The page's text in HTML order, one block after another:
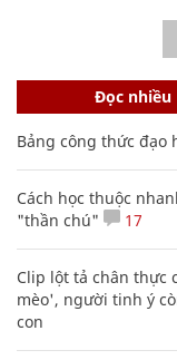
Đọc nhiều
Bảng công thức đạo
Cách học thuộc
"thần chú"
17
Clip lột tả chân thực
mèo', người tinh ý
con